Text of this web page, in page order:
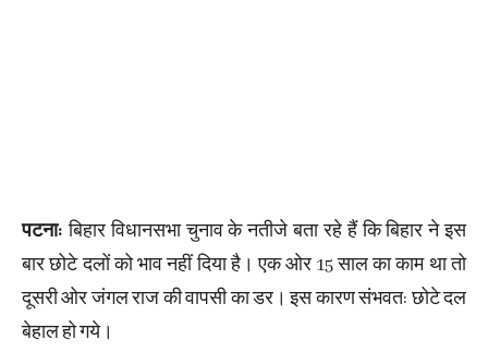
पटना: बिहार विधानसभा चुनाव के नतीजे बता रहे हैं कि बिहार ने इस
बार छोटे दलों को भाव नहीं दिया है। एक ओर 15 साल का काम था तो
दूसरी ओर जंगल राज की वापसी का डर। इस कारण संभवत: छोटे दल
बेहाल हो गये।